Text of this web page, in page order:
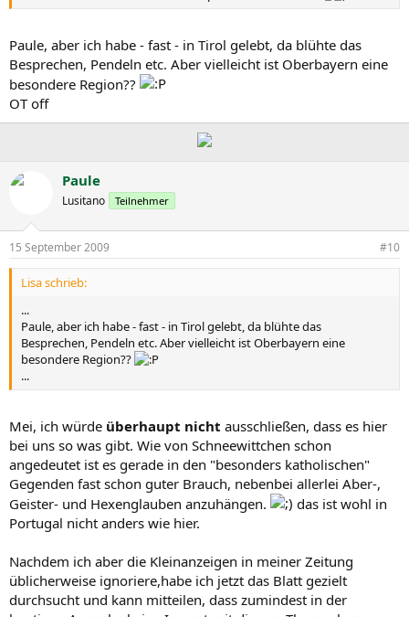
Paule, aber ich habe - fast - in Tirol gelebt, da blühte das
Besprechen, Pendeln etc. Aber vielleicht ist Oberbayern eine
besondere Region??
OT off
Paule
Lusitano Teilnehmer
15 September 2009 #10
Lisa schrieb:
...
Paule, aber ich habe - fast - in Tirol gelebt, da blühte das
Besprechen, Pendeln etc. Aber vielleicht ist Oberbayern eine
besondere Region??
...
Mei, ich würde überhaupt nicht ausschließen, dass es hier
bei uns so was gibt. Wie von Schneewittchen schon
angedeutet ist es gerade in den "besonders katholischen"
Gegenden fast schon guter Brauch, nebenbei allerlei Aber-,
Geister- und Hexenglauben anzuhängen.
das ist wohl in
Portugal nicht anders wie hier.
Nachdem ich aber die Kleinanzeigen in meiner Zeitung
üblicherweise ignoriere,habe ich jetzt das Blatt gezielt
durchsucht und kann mitteilen, dass zumindest in der